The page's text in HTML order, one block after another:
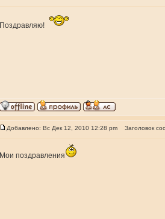
Поздравляю!
Добавлено: Вс Дек 12, 2010 12:28 pm Заголовок
Мои поздравления